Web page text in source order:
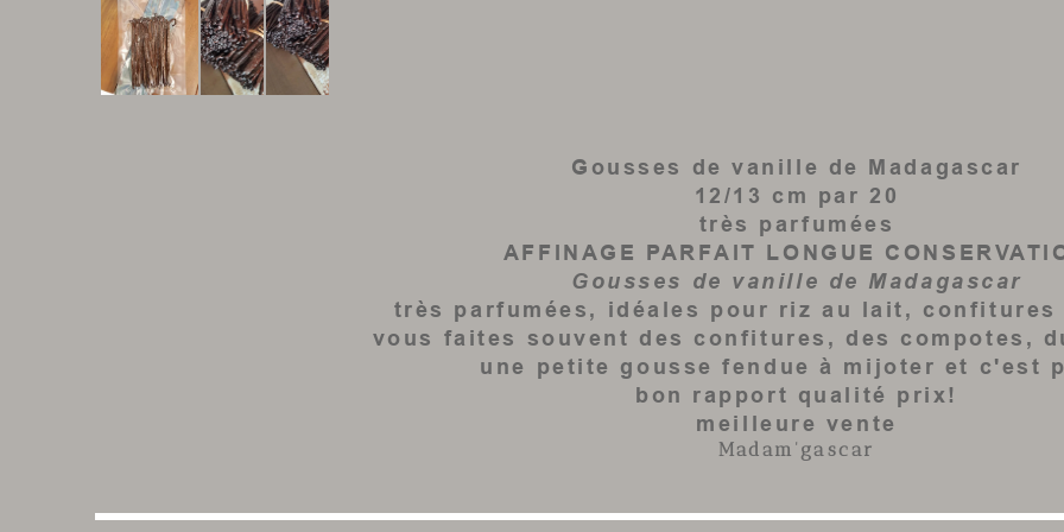
Gousses de vanille de Madagascar
12/13 cm par 20
très parfumées
AFFINAGE PARFAIT LONGUE
Gousses de vanille de Madagascar
très parfumées, idéales pour riz au lait, confitures
vous faites souvent des confitures, des compotes,
une petite gousse fendue à mijoter et c'est
bon rapport qualité prix!
meilleure vente
Madam'gascar